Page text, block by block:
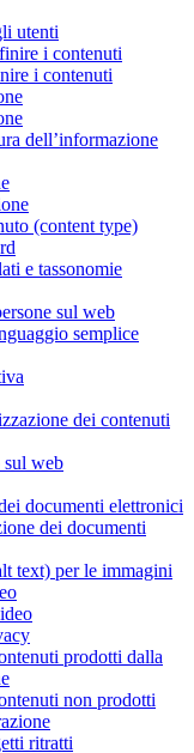
utenti
i contenuti
i contenuti
dell’informazione
(content type)
e tassonomie
sul web
semplice
dei contenuti
sul web
documenti elettronici
dei documenti
text) per le immagini
prodotti dalla
non prodotti
ritratti